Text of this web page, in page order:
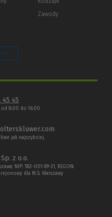
Zawody
45 45
od 8:00 do 16:00
jak najszybciej.
z o.o.
NIP: 583-001-89-31, REGON:
rejonowy dla M.S. Warszawy